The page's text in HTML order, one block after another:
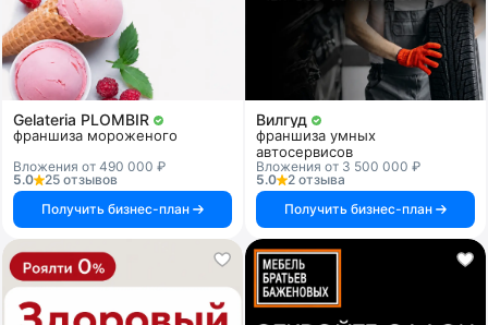
Gelateria PLOMBIR
франшиза мороженого
Вложения от 490 000 ₽
5.0
25 отзывов
Получить бизнес-план
Вилгуд
франшиза умных
автосервисов
Вложения от 3 500 000 ₽
5.0
2 отзыва
Получить бизнес-план